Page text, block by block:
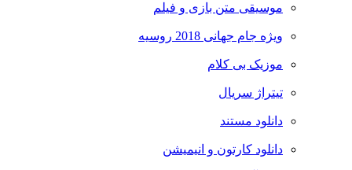
موسیقی متن بازی و فیلم
ویژه جام جهانی 2018 روسیه
موزیک بی کلام
تیتراژ سریال
دانلود مستند
دانلود کارتون و انیمیشن